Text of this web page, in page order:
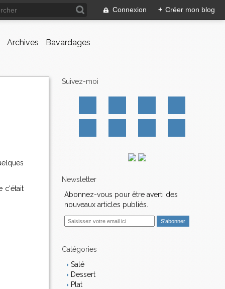
Connexion + Créer mon blog
Archives Bavardages
c'était
Suivez-moi
Newsletter
Abonnez-vous pour être averti des
nouveaux articles publiés.
i Catégories
Salé
Dessert
Plat